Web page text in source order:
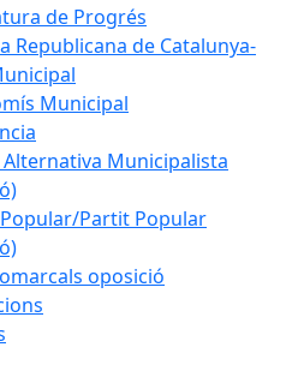
de Progrés
Republicana de Catalunya-
Municipal
Alternativa Municipalista
Partit Popular
oposició